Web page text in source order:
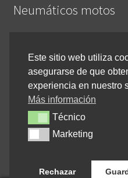
Neumáticos motos
Inicio
Cómo comprar online
Devoluciones y
Cancelar pedido
Contacto
Este sitio web utiliza
asegurarse de que
experiencia en nuestro
Más información
TécnicoTécnico
MarketingMarketing
Rechazar